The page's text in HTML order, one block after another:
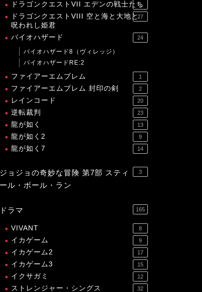
ドラゴンクエストVII エデンの戦士たち
1
ドラゴンクエストVIII 空と海と大地と
呪われし姫君
27
バイオハザード 24
バイオハザード8（ヴィレッジ）
バイオハザードRE:2
ファイアーエムブレム 1
ファイアーエムブレム 封印の剣 2
レインコード 20
逆転裁判 23
龍が如く 13
龍が如く2 9
龍が如く7 14
ジョジョの奇妙な冒険 第7部 スティ
ール・ボール・ラン
3
ドラマ 165
VIVANT 8
イカゲーム 9
イカゲーム2 17
イカゲーム3 15
イクサガミ 12
ストレンジャー・シングス 32